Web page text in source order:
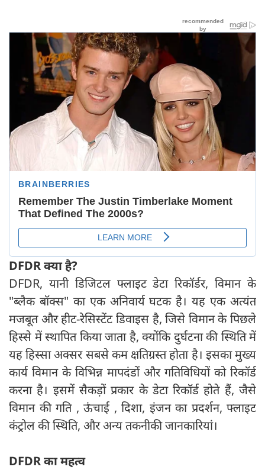
DFDRक्या है?
DFDR, यानी डिजिटल फ्लाइट डेटा रिकॉर्डर, विमान के
"ब्लैक बॉक्स" का एक अनिवार्य घटक है। यह एक अत्यंत
मजबूत और हीट-रेसिस्टेंट डिवाइस है, जिसे विमान के पिछले
हिस्से में स्थापित किया जाता है, क्योंकि दुर्घटना की स्थिति में
यह हिस्सा अक्सर सबसे कम क्षतिग्रस्त होता है। इसका मुख्य
कार्य विमान के विभिन्न मापदंडों और गतिविधियों को रिकॉर्ड
करना है। इसमें सैकड़ों प्रकार के डेटा रिकॉर्ड होते हैं, जैसे
विमान की गति , ऊंचाई , दिशा, इंजन का प्रदर्शन, फ्लाइट
कंट्रोल की स्थिति, और अन्य तकनीकी जानकारियां।
DFDRका महत्व